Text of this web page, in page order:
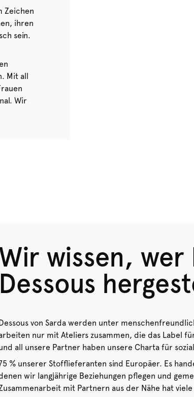
Zeichen
ihren
sein.
Mit all
Wir
wissen, wer
Dessous
von Sarda werden unter
nur mit Ateliers zusammen, die das Label
all unsere Partner haben unsere Charta für
% unserer Stofflieferanten sind Europäer. Es
wir langjährige Beziehungen pflegen und
mit Partnern aus der Nähe hat